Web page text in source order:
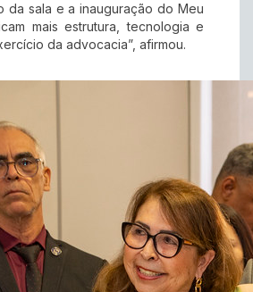
da sala e a inauguração do Meu
mais estrutura, tecnologia e
da advocacia”, afirmou.